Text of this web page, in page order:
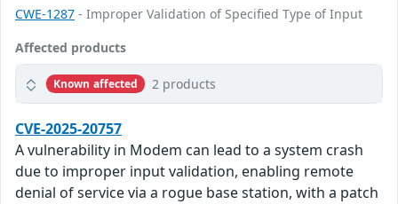
CWE-1287 - Improper Validation of Specified Type of Input
Affected products
Known affected 2 products
CVE-2025-20757
A vulnerability in Modem can lead to a system crash
due to improper input validation, enabling remote
denial of service via a rogue base station, with a patch